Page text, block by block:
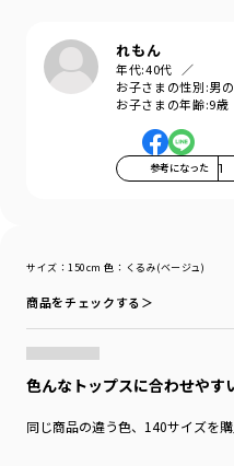
れもん
年代:40代
お子さまの性別:男
お子さまの年齢:9歳
参考になった 1
サイズ：150cm 色：くるみ(ベージュ)
商品をチェックする＞
色んなトップスに合わせやす
同じ商品の違う色、140サイズを